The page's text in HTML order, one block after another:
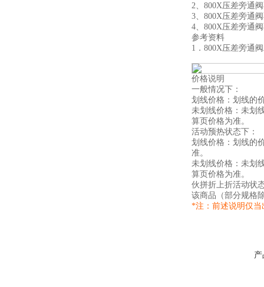
2、800X压差旁通
3、800X压差旁通
4、800X压差旁通
参考资料
1．800X压差旁通
价格说明
一般情况下：
划线价格：划线的
未划线价格：未划
算页价格为准。
活动预热状态下：
划线价格：划线的
准。
未划线价格：未划
算页价格为准。
伙拼折上折活动状
该商品（部分规格
*注：前述说明仅当